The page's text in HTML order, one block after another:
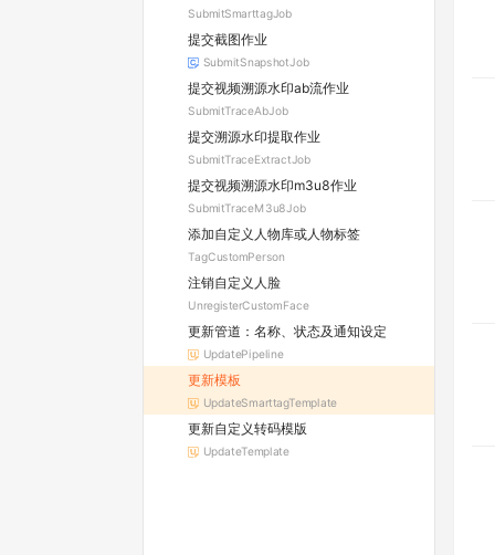
SubmitSmarttagJob
提交截图作业
SubmitSnapshotJob
提交视频溯源水印ab流作业
SubmitTraceAbJob
提交溯源水印提取作业
SubmitTraceExtractJob
提交视频溯源水印m3u8作业
SubmitTraceM3u8Job
添加⾃定义⼈物库或⼈物标签
TagCustomPerson
注销⾃定义⼈脸
UnregisterCustomFace
更新管道：名称、状态及通知设定
UpdatePipeline
更新模板
UpdateSmarttagTemplate
更新自定义转码模版
UpdateTemplate